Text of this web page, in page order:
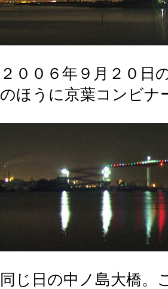
２００６年９月２０日
のほうに京葉コンビナ
同じ日の中ノ島大橋。